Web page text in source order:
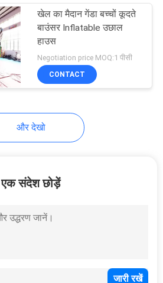
जल खिलौने
जल पार्क
खेल का मैदान गेंडा बच्चों कूदते
बाउंसर Inflatable उछाल
हाउस
Negotiation price MOQ:1 पीसी
CONTACT
और देखो
एक संदेश छोड़ें